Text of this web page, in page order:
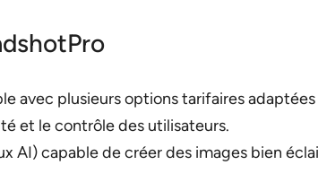
avec plusieurs options tarifaires
et le contrôle des utilisateurs.
AI) capable de créer des images bien